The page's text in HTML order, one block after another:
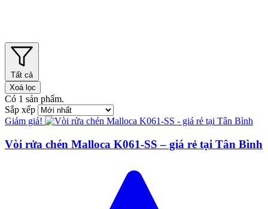
Tất cả
Xoá lọc
Có 1 sản phẩm.
Sắp xếp
Giảm giá!
Vòi rửa chén Malloca K061-SS – giá rẻ tại Tân Bình